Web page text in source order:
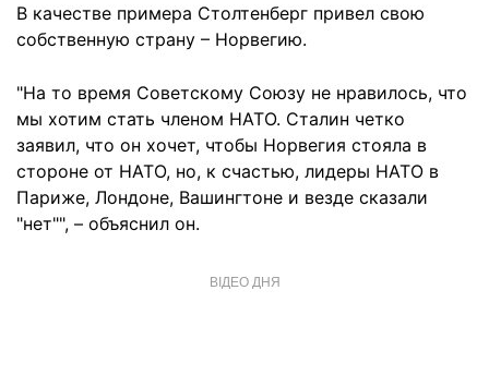
В качестве примера Столтенберг привел свою
собственную страну – Норвегию.
"На то время Советскому Союзу не нравилось, что
мы хотим стать членом НАТО. Сталин четко
заявил, что он хочет, чтобы Норвегия стояла в
стороне от НАТО, но, к счастью, лидеры НАТО в
Париже, Лондоне, Вашингтоне и везде сказали
"нет"", – объяснил он.
ВІДЕО ДНЯ